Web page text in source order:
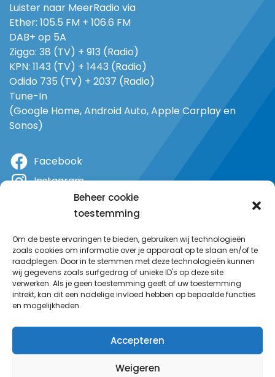
Beheer cookie
toestemming
Om de beste ervaringen te bieden, gebruiken wij technologieën
zoals cookies om informatie over je apparaat op te slaan en/of te
raadplegen. Door in te stemmen met deze technologieën kunnen
wij gegevens zoals surfgedrag of unieke ID's op deze site
verwerken. Als je geen toestemming geeft of uw toestemming
intrekt, kan dit een nadelige invloed hebben op bepaalde functies
en mogelijkheden.
Accepteren
Weigeren
Luister naar MeerRadio via
Ether: 105.5 FM + 106.6 FM
DAB+ op 5A
Ziggo: 38 (TV) + 913 (Radio)
KPN: 1143 (TV) + 1443 (Radio)
Odido 735 (TV) + 2037 (Radio)
Tune-In
(Google Home, Android Auto, Apple Carplay en
Sonos)
Facebook
Instagram
YouTube